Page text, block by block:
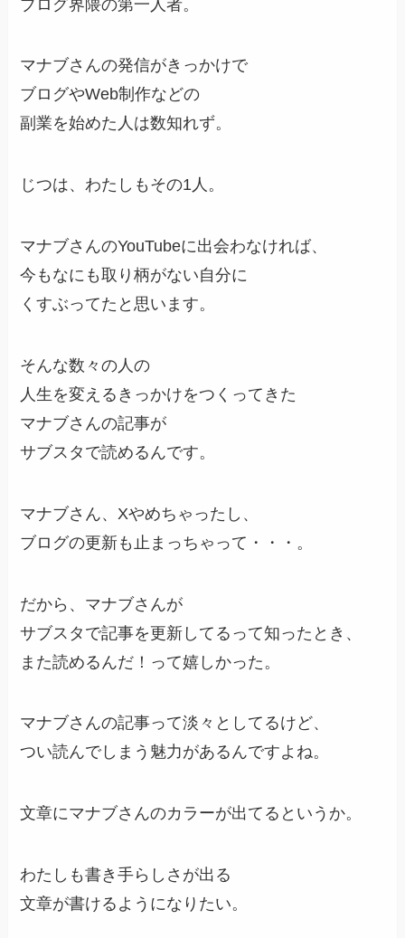
ブログ界隈の第一人者。
マナブさんの発信がきっかけで
ブログやWeb制作などの
副業を始めた人は数知れず。
じつは、わたしもその1人。
マナブさんのYouTubeに出会わなければ、
今もなにも取り柄がない自分に
くすぶってたと思います。
そんな数々の人の
人生を変えるきっかけをつくってきた
マナブさんの記事が
サブスタで読めるんです。
マナブさん、Xやめちゃったし、
ブログの更新も止まっちゃって・・・。
だから、マナブさんが
サブスタで記事を更新してるって知ったとき、
また読めるんだ！って嬉しかった。
マナブさんの記事って淡々としてるけど、
つい読んでしまう魅力があるんですよね。
文章にマナブさんのカラーが出てるというか。
わたしも書き手らしさが出る
文章が書けるようになりたい。